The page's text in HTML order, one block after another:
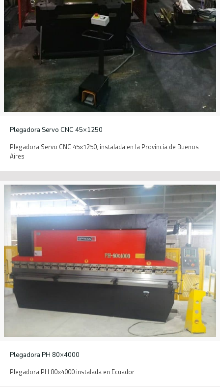
Plegadora Servo CNC 45×1250
Plegadora Servo CNC 45×1250, instalada en la Provincia de Buenos
Aires
Plegadora PH 80×4000
Plegadora PH 80×4000 instalada en Ecuador